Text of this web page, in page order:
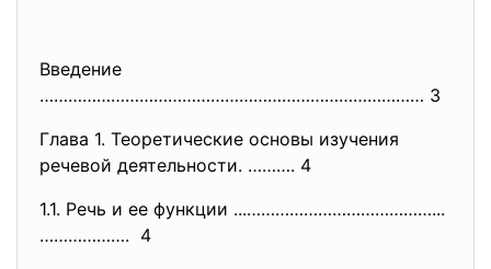
Введение
……………………………………………………………………… 3
Глава 1. Теоретические основы изучения
речевой деятельности. ………. 4
1.1. Речь и ее функции ...…………………………………...
………………. 4